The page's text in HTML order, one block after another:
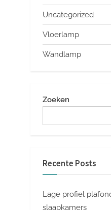
Uncategorized
Vloerlamp
Wandlamp
Zoeken
Recente Posts
Lage profiel
slaapkamers